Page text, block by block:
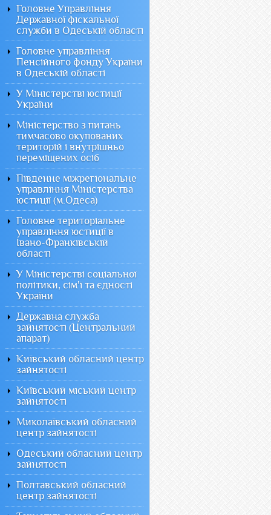
Головне Управління
Державної фіскальної
служби в Одеській області
Головне управління
Пенсійного фонду України
в Одеській області
У Міністерстві юстиції
України
Міністерство з питань
тимчасово окупованих
територій і внутрішньо
переміщених осіб
Південне міжрегіональне
управління Міністерства
юстиції (м.Одеса)
Головне територіальне
управління юстиції в
Івано-Франківській
області
У Міністерстві соціальної
політики, сім'ї та єдності
України
Державна служба
зайнятості (Центральний
апарат)
Київський обласний центр
зайнятості
Київський міський центр
зайнятості
Миколаївський обласний
центр зайнятості
Одеський обласний центр
зайнятості
Полтавський обласний
центр зайнятості